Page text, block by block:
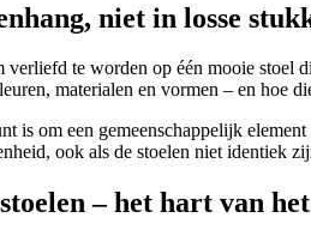
niet in losse
te worden op één mooie stoel
materialen en vormen – en hoe
is om een gemeenschappelijk
ook als de stoelen niet identiek
– het hart van